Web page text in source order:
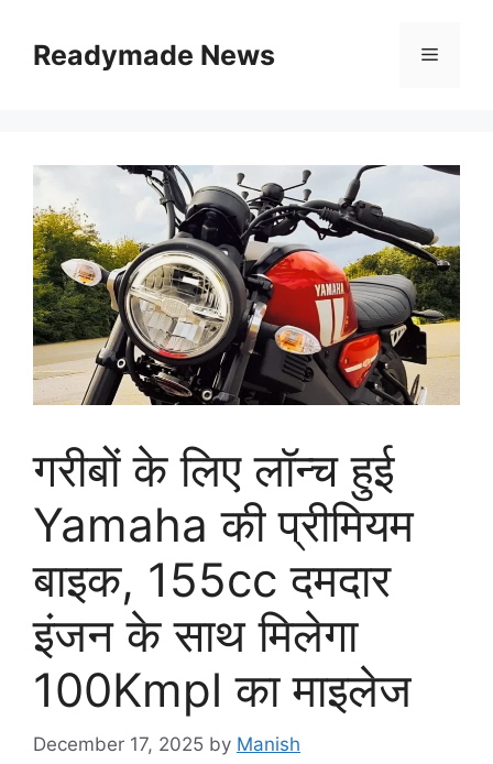
contentReadymade News Menu
गरीबों के लिए लॉन्च हुई
Yamaha की प्रीमियम
बाइक, 155cc दमदार
इंजन के साथ मिलेगा
100Kmpl का माइलेज
December 17, 2025 by Manish